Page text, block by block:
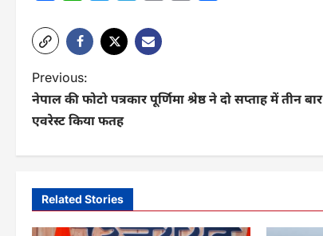
P
o
n
a
Previous:
नेपाल की फोटो पत्रकार पूर्णिमा श्रेष्ठ ने दो सप्ताह में तीन बार
एवरेस्ट किया फतह
Related Stories